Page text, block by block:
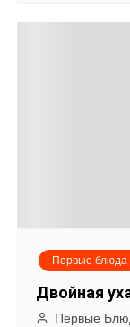
Первые блюда
Двойная
Первые